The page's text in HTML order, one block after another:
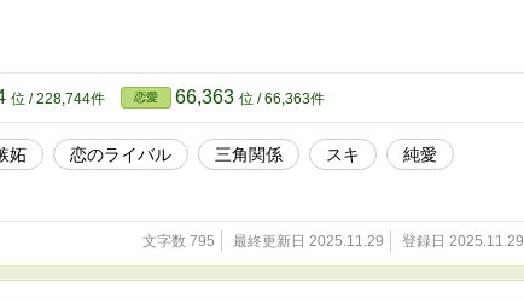
位 / 228,744件 恋愛 66,363 位 / 66,363件
妬 恋のライバル 三角関係 スキ
純愛
文字数 795 最終更新日 2025.11.29 登録日 2025.11.29